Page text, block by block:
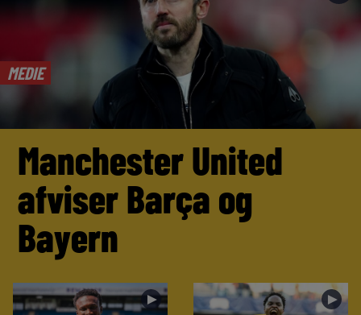
MEDIE
Manchester United
afviser Barça og
Bayern
► ►